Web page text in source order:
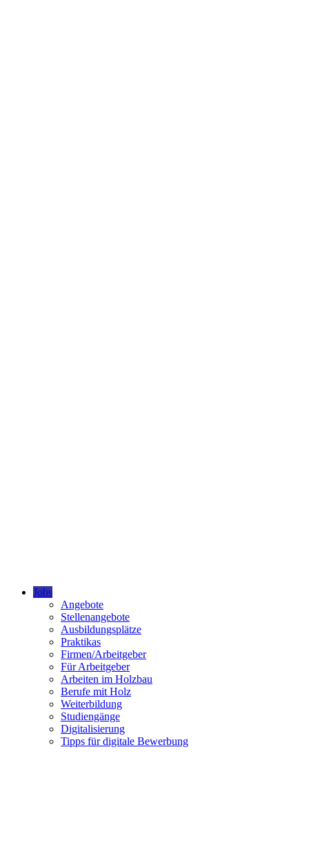
Jobs
Angebote
Stellenangebote
Ausbildungsplätze
Praktikas
Firmen/Arbeitgeber
Für Arbeitgeber
Arbeiten im Holzbau
Berufe mit Holz
Weiterbildung
Studiengänge
Digitalisierung
Tipps für digitale Bewerbung